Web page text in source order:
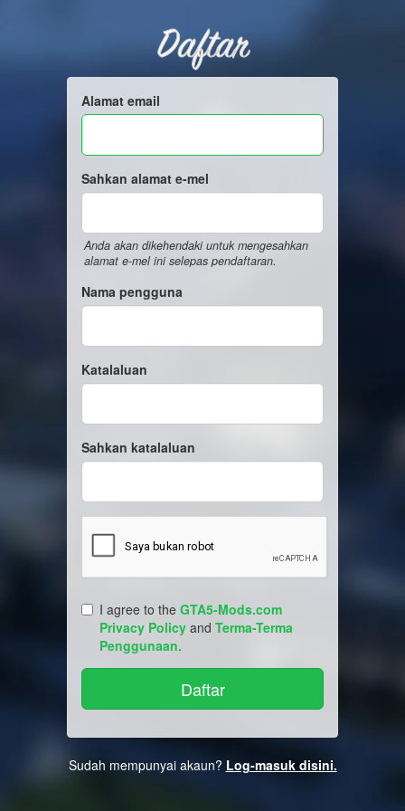
Daftar
Alamat email
Sahkan alamat e-mel
Anda akan dikehendaki untuk mengesahkan
alamat e-mel ini selepas pendaftaran.
Nama pengguna
Katalaluan
Sahkan katalaluan
I agree to the GTA5-Mods.com
Privacy Policy and Terma-Terma
Penggunaan.
Sudah mempunyai akaun? Log-masuk disini.